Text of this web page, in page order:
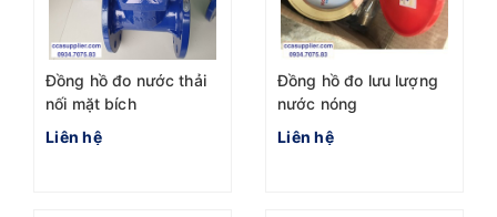
Đồng hồ đo nước thải
nối mặt bích
Liên hệ
Đồng hồ đo lưu lượng
nước nóng
Liên hệ